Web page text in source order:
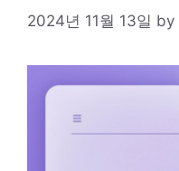
2024년 11월 13일 by